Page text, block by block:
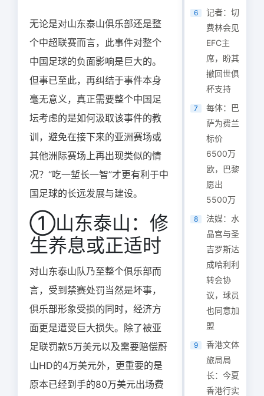
无论是对山东泰山俱乐部还是整
个中超联赛而言，此事件对整个
中国足球的负面影响是巨大的。
但事已至此，再纠结于事件本身
毫无意义，真正需要整个中国足
坛考虑的是如何汲取该事件的教
训，避免在接下来的亚洲赛场或
其他洲际赛场上再出现类似的情
况？“吃一堑长一智”才更有利于中
国足球的长远发展与建设。
①山东泰山：修
生养息或正适时
对山东泰山队乃至整个俱乐部而
言，受到禁赛处罚当然是坏事，
俱乐部形象受损的同时，经济方
面更是遭受巨大损失。除了被亚
足联罚款5万美元以及需要赔偿蔚
山HD的4万美元外，更重要的是
原本已经到手的80万美元出场费
6
记者：切
费林会见
EFC主
席，盼其
撤回世俱
杯支持
7
每体：巴
萨为费兰
标价
6500万
欧，巴黎
愿出
5500万
8
法媒：水
晶宫与圣
吉罗斯达
成哈利利
转会协
议，球员
也同意加
盟
9
香港文体
旅局局
长：今夏
香港行实